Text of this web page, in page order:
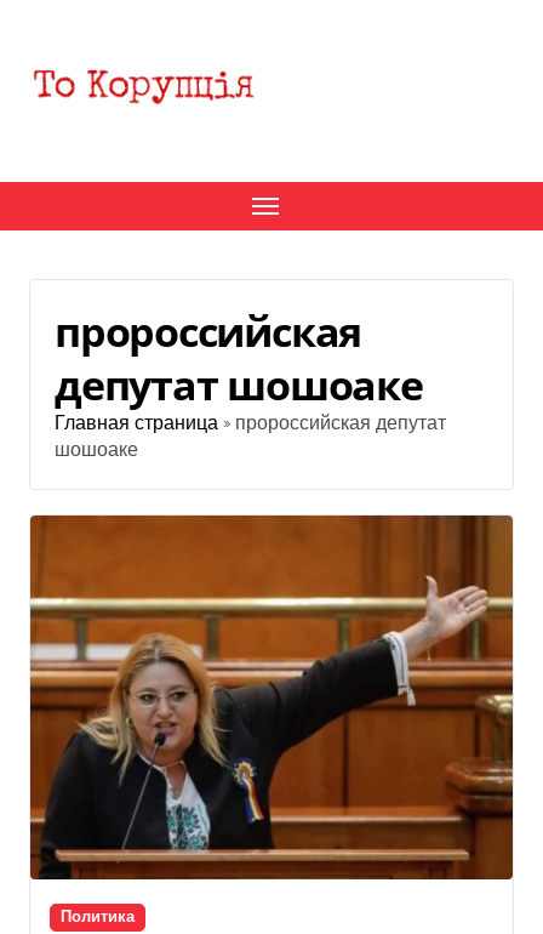
содержанию
пророссийская
депутат шошоаке
Главная страница » пророссийская депутат
шошоаке
Политика